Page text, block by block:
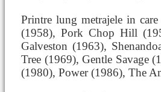
Printre lung metrajele in
(1958), Pork Chop Hill
Galveston (1963),
Tree (1969), Gentle Savage
(1980), Power (1986), The